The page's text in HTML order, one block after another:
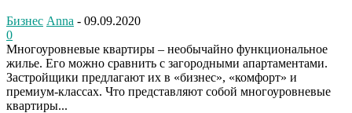
Бизнес Anna - 09.09.2020
0
Многоуровневые квартиры – необычайно функциональное
жилье. Его можно сравнить с загородными апартаментами.
Застройщики предлагают их в «бизнес», «комфорт» и
премиум-классах. Что представляют собой многоуровневые
квартиры...